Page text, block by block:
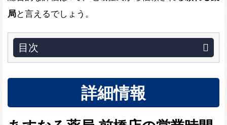
局と言えるでしょう。
目次
詳細情報